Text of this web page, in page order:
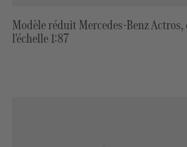
Modèle réduit Mercedes-Benz
l'échelle 1:87